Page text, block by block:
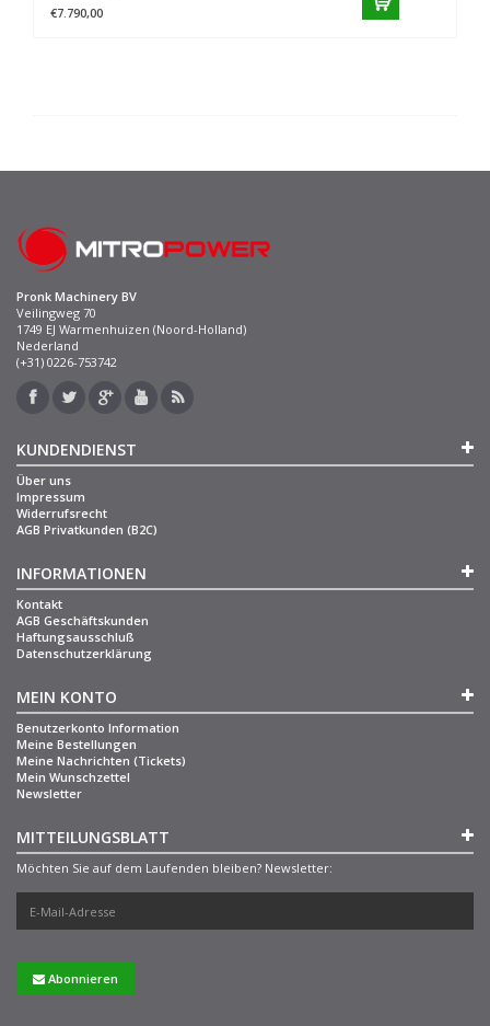
€7.790,00
Pronk Machinery BV
Veilingweg 70
1749 EJ Warmenhuizen (Noord-Holland)
Nederland
(+31) 0226-753742
KUNDENDIENST
Über uns
Impressum
Widerrufsrecht
AGB Privatkunden (B2C)
INFORMATIONEN
Kontakt
AGB Geschäftskunden
Haftungsausschluß
Datenschutzerklärung
MEIN KONTO
Benutzerkonto Information
Meine Bestellungen
Meine Nachrichten (Tickets)
Mein Wunschzettel
Newsletter
MITTEILUNGSBLATT
Möchten Sie auf dem Laufenden bleiben? Newsletter:
Abonnieren